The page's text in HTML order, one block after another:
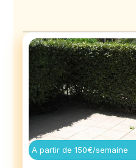
A partir de 150€/semaine